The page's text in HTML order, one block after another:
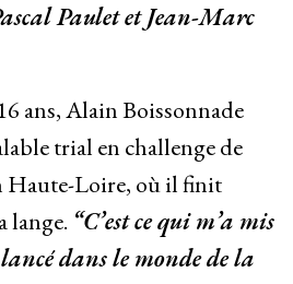
Paulet et Jean-Marc
ans, Alain Boissonnade
trial en challenge de
Haute-Loire, où il finit
lange. “C’est ce qui m’a mis
dans le monde de la